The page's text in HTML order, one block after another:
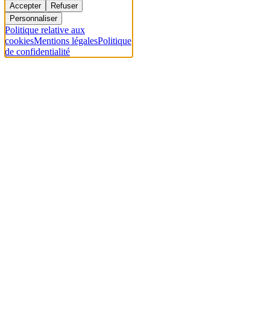
Accepter
Refuser
Personnaliser
Politique relative aux
cookiesMentions légalesPolitique
de confidentialité